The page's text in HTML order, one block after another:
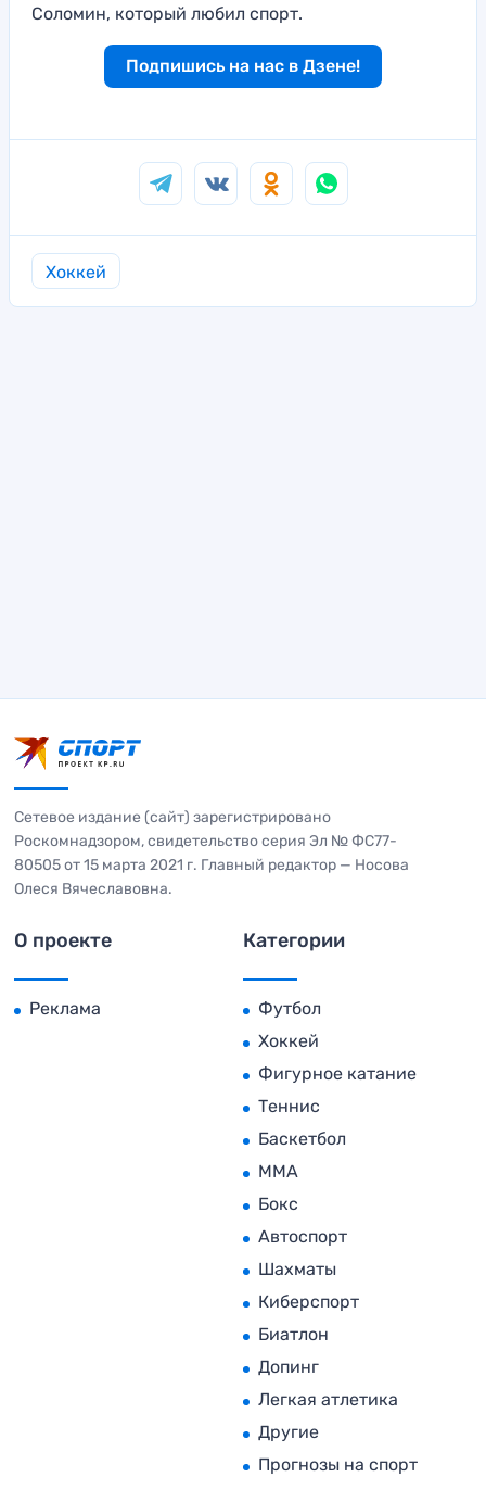
Соломин, который любил спорт.
Подпишись на нас в Дзене!
Хоккей
Сетевое издание (сайт) зарегистрировано
Роскомнадзором, свидетельство серия Эл № ФС77-
80505 от 15 марта 2021 г. Главный редактор — Носова
Олеся Вячеславовна.
О проекте
Реклама
Категории
Футбол
Хоккей
Фигурное катание
Теннис
Баскетбол
MMA
Бокс
Автоспорт
Шахматы
Киберспорт
Биатлон
Допинг
Легкая атлетика
Другие
Прогнозы на спорт